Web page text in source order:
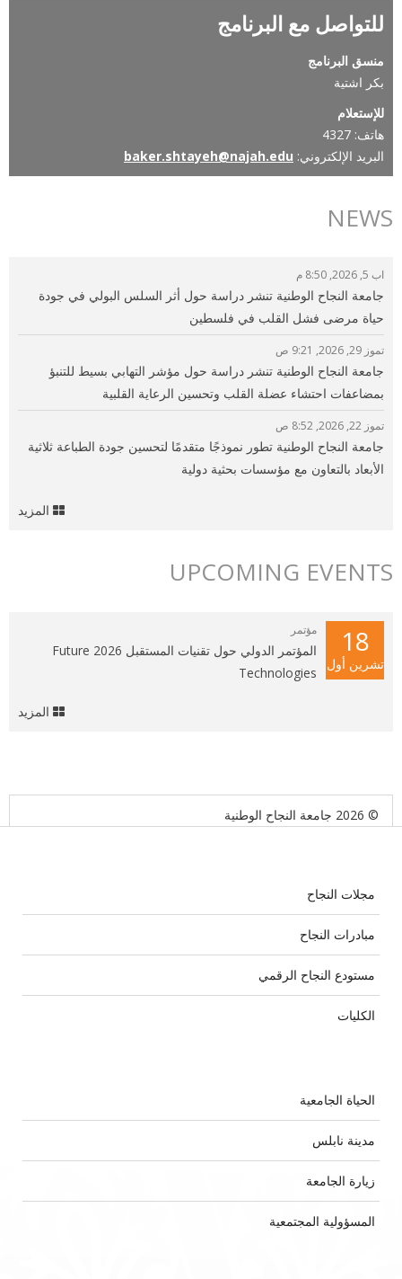
للتواصل مع البرنامج
منسق البرنامج
بكر اشتية
للإستعلام
هاتف: 4327
البريد الإلكتروني: baker.shtayeh@najah.edu
NEWS
اب 5, 2026, 8:50 م
جامعة النجاح الوطنية تنشر دراسة حول أثر السلس البولي في جودة
حياة مرضى فشل القلب في فلسطين
تموز 29, 2026, 9:21 ص
جامعة النجاح الوطنية تنشر دراسة حول مؤشر التهابي بسيط للتنبؤ
بمضاعفات احتشاء عضلة القلب وتحسين الرعاية القلبية
تموز 22, 2026, 8:52 ص
جامعة النجاح الوطنية تطور نموذجًا متقدمًا لتحسين جودة الطباعة ثلاثية
الأبعاد بالتعاون مع مؤسسات بحثية دولية
المزيد
UPCOMING EVENTS
18
تشرين أول
مؤتمر
المؤتمر الدولي حول تقنيات المستقبل 2026 Future
Technologies
المزيد
© 2026 جامعة النجاح الوطنية
مجلات النجاح
مبادرات النجاح
مستودع النجاح الرقمي
الكليات
الحياة الجامعية
مدينة نابلس
زيارة الجامعة
المسؤولية المجتمعية